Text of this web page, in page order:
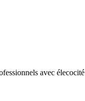
avec élecocité